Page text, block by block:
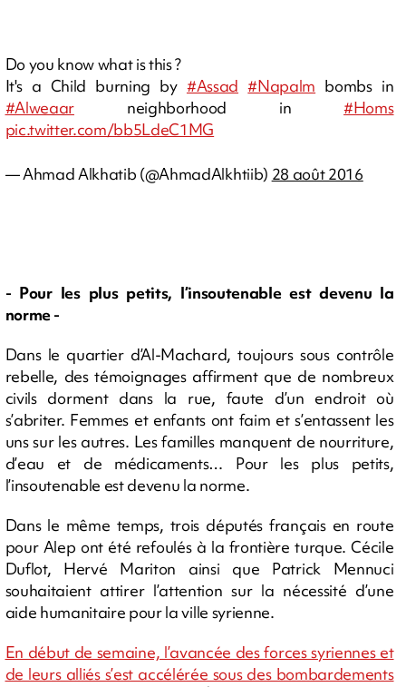
Do you know what is this ?
It's a Child burning by #Assad #Napalm bombs in
#Alweaarneighborhood in#Homs
pic.twitter.com/bb5LdeC1MG
— Ahmad Alkhatib (@AhmadAlkhtiib) 28 août 2016
- Pour les plus petits, l’insoutenable est devenu la
norme -
Dans le quartier d’Al-Machard, toujours sous contrôle
rebelle, des témoignages affirment que de nombreux
civils dorment dans la rue, faute d’un endroit où
s’abriter. Femmes et enfants ont faim et s’entassent les
uns sur les autres. Les familles manquent de nourriture,
d’eau et de médicaments… Pour les plus petits,
l’insoutenable est devenu la norme.
Dans le même temps, trois députés français en route
pour Alep ont été refoulés à la frontière turque. Cécile
Duflot, Hervé Mariton ainsi que Patrick Mennuci
souhaitaient attirer l’attention sur la nécessité d’une
aide humanitaire pour la ville syrienne.
En début de semaine, l’avancée des forces syriennes et
de leurs alliés s’est accélérée sous des bombardements